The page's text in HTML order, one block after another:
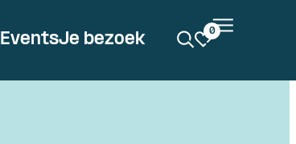
EventsJe bezoek 0